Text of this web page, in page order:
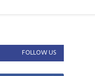
FOLLOW US